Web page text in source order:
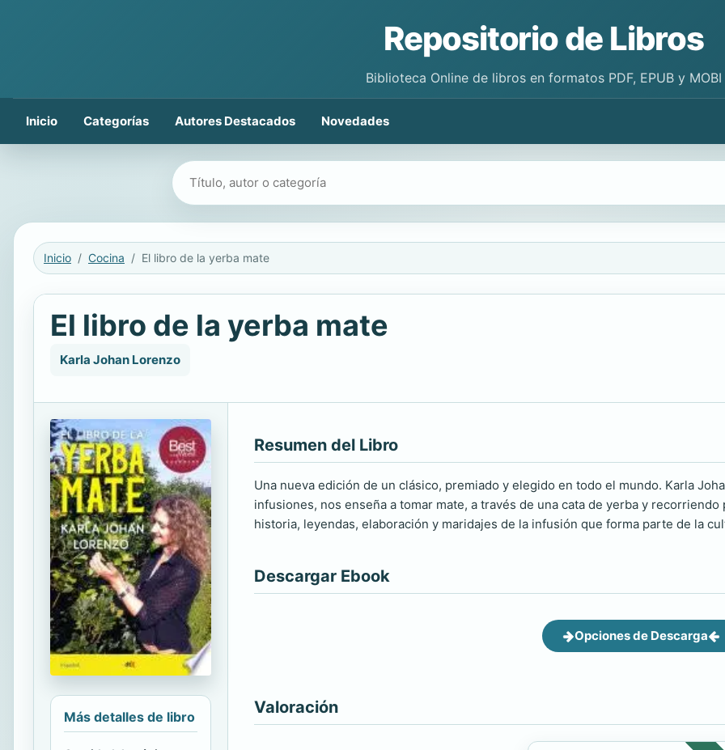
Repositorio de Libros
Biblioteca Online de libros en formatos PDF, EPUB y MOBI
Inicio Categorías Autores Destacados Novedades
Buscar libros
Inicio Cocina El libro de la yerba mate
El libro de la yerba mate
Karla Johan Lorenzo
Más detalles de libro
Resumen del Libro
Una nueva edición de un clásico, premiado y elegido en todo el mundo. Karla
infusiones, nos enseña a tomar mate, a través de una cata de yerba y
historia, leyendas, elaboración y maridajes de la infusión que forma parte de la
Descargar Ebook
Opciones de Descarga
Valoración